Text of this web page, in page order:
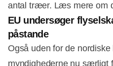
antal træer. Læs mere om
EU undersøger
påstande
Også uden for de
myndighederne nu særligt